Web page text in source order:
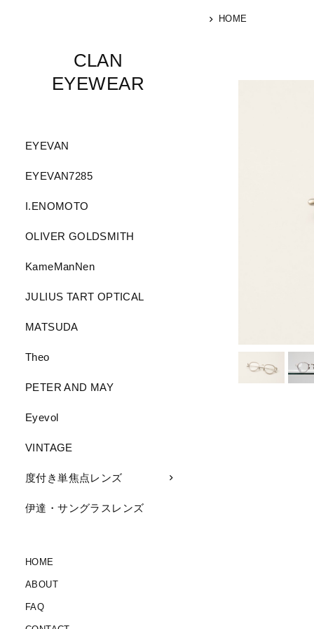
CLAN
EYEWEAR
EYEVAN
EYEVAN7285
I.ENOMOTO
OLIVER GOLDSMITH
KameManNen
JULIUS TART OPTICAL
MATSUDA
Theo
PETER AND MAY
Eyevol
VINTAGE
度付き単焦点レンズ
伊達・サングラスレンズ
HOME
ABOUT
FAQ
HOME